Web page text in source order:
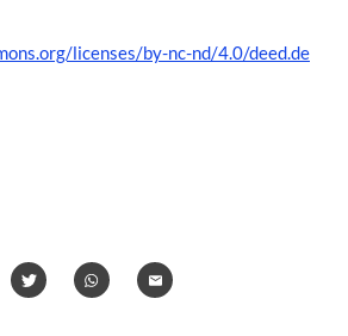
licenses/by-nc-nd/4.0/deed.de